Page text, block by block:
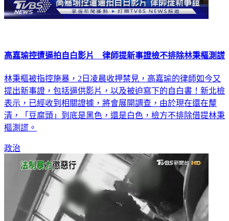
高嘉瑜控遭逼拍自白影片 律師提新事證檢不排除林秉樞測謊
林秉樞被指控施暴，2日凌晨收押禁見，高嘉瑜的律師如今又
提出新事證，包括逼供影片，以及被迫寫下的自白書！新北檢
表示，已經收到相關證據，將會展開調查，由於現在還在釐
清，「豆腐頭」到底是黑色，還是白色，檢方不排除借提林秉
樞測謊。
政治